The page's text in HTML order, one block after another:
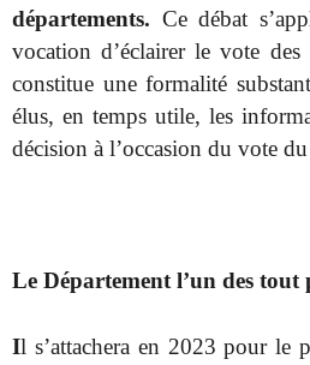
départements. Ce débat
vocation d’éclairer le vote
constitue une formalité
élus, en temps utile, les
décision à l’occasion du vote
Le Département l’un des
Il s’attachera en 2023 pour